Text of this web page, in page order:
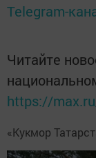
Telegram-
Читайте
https://
«Кукмор